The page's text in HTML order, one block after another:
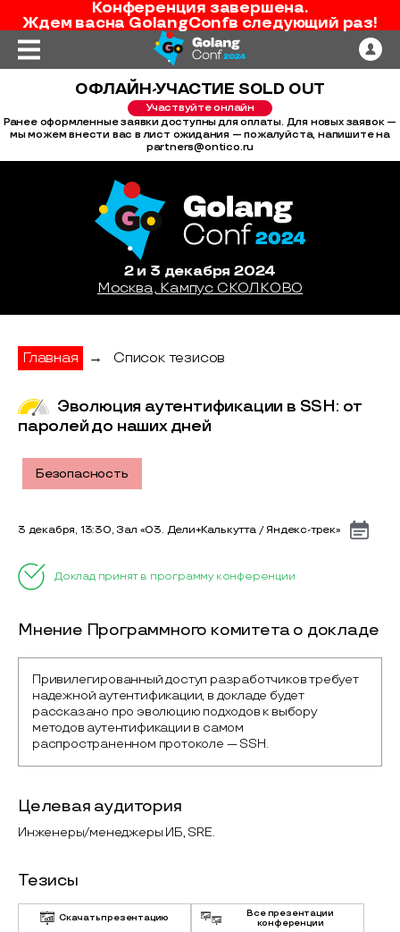
Конференция завершена.
Ждем васна GolangConfв следующий раз!
ОФЛАЙН-УЧАСТИЕ SOLD OUT
Участвуйте онлайн
Ранее оформленные заявки доступны для оплаты. Для новых заявок —
мы можем внести вас в лист ожидания — пожалуйста, напишите на
partners@ontico.ru
2 и 3 декабря 2024
Москва, Кампус СКОЛКОВО
Главная → Список тезисов
Эволюция аутентификации в SSH: от
паролей до наших дней
Безопасность
3 декабря, 13:30, Зал «03. Дели+Калькутта / Яндекс-трек»
Доклад принят в программу конференции
Мнение Программного комитета о докладе
Привилегированный доступ разработчиков требует
надежной аутентификации, в докладе будет
рассказано про эволюцию подходов к выбору
методов аутентификации в самом
распространенном протоколе — SSH.
Целевая аудитория
Инженеры/менеджеры ИБ, SRE.
Тезисы
Скачать презентацию
Все презентации
конференции